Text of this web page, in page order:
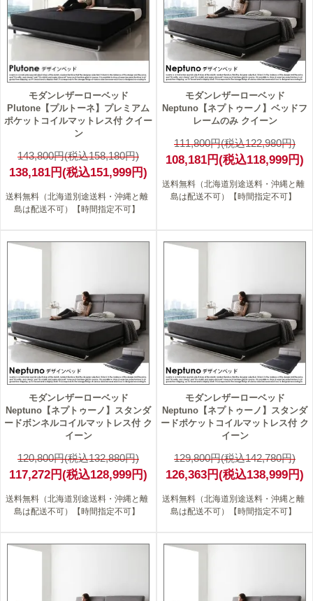
モダンレザーローベッド
Plutone【プルトーネ】プレミアム
ポケットコイルマットレス付 クイー
ン
143,800円(税込158,180円)
138,181円(税込151,999円)
送料無料（北海道別途送料・沖縄と離
島は配送不可）【時間指定不可】
モダンレザーローベッド
Neptuno【ネプトゥーノ】ベッドフ
レームのみ クイーン
111,800円(税込122,980円)
108,181円(税込118,999円)
送料無料（北海道別途送料・沖縄と離
島は配送不可）【時間指定不可】
モダンレザーローベッド
Neptuno【ネプトゥーノ】スタンダ
ードボンネルコイルマットレス付 ク
イーン
120,800円(税込132,880円)
117,272円(税込128,999円)
送料無料（北海道別途送料・沖縄と離
島は配送不可）【時間指定不可】
モダンレザーローベッド
Neptuno【ネプトゥーノ】スタンダ
ードポケットコイルマットレス付 ク
イーン
129,800円(税込142,780円)
126,363円(税込138,999円)
送料無料（北海道別途送料・沖縄と離
島は配送不可）【時間指定不可】